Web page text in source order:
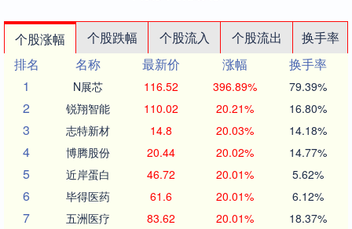
个股涨幅 个股跌幅 个股流入 个股流出
换手率
排名
名称 最新价 涨幅
换手率
1
N展芯 116.52 396.89% 79.39%
2 锐翔智能 110.02 20.21% 16.80%
3 志特新材 14.8 20.03% 14.18%
4 博腾股份 20.44 20.02% 14.77%
5 近岸蛋白 46.72 20.01% 5.62%
6 毕得医药 61.6 20.01% 6.12%
7 五洲医疗 83.62 20.01% 18.37%